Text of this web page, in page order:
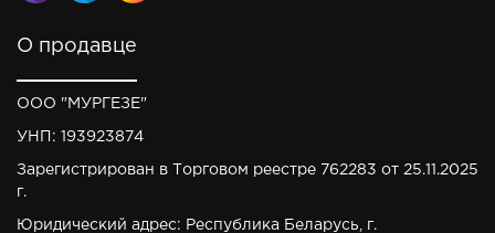
О продавце
ООО "МУРГЕЗЕ"
УНП: 193923874
Зарегистрирован в Торговом реестре 762283 от 25.11.2025
г.
Юридический адрес: Республика Беларусь, г.